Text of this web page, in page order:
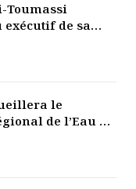
Toumassi
de sa
le
de l’Eau de